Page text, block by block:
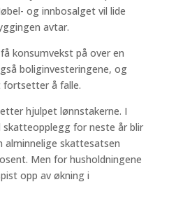
og innbosalget vil lide
avtar.
konsumvekst på over en
boliginvesteringene, og
fortsetter å falle.
hjulpet lønnstakerne. I
skatteopplegg for neste år blir
alminnelige skattesatsen
Men for husholdningene
opp av økning i